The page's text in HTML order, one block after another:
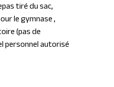
tiré du sac,
le gymnase,
(pas de
personnel autorisé